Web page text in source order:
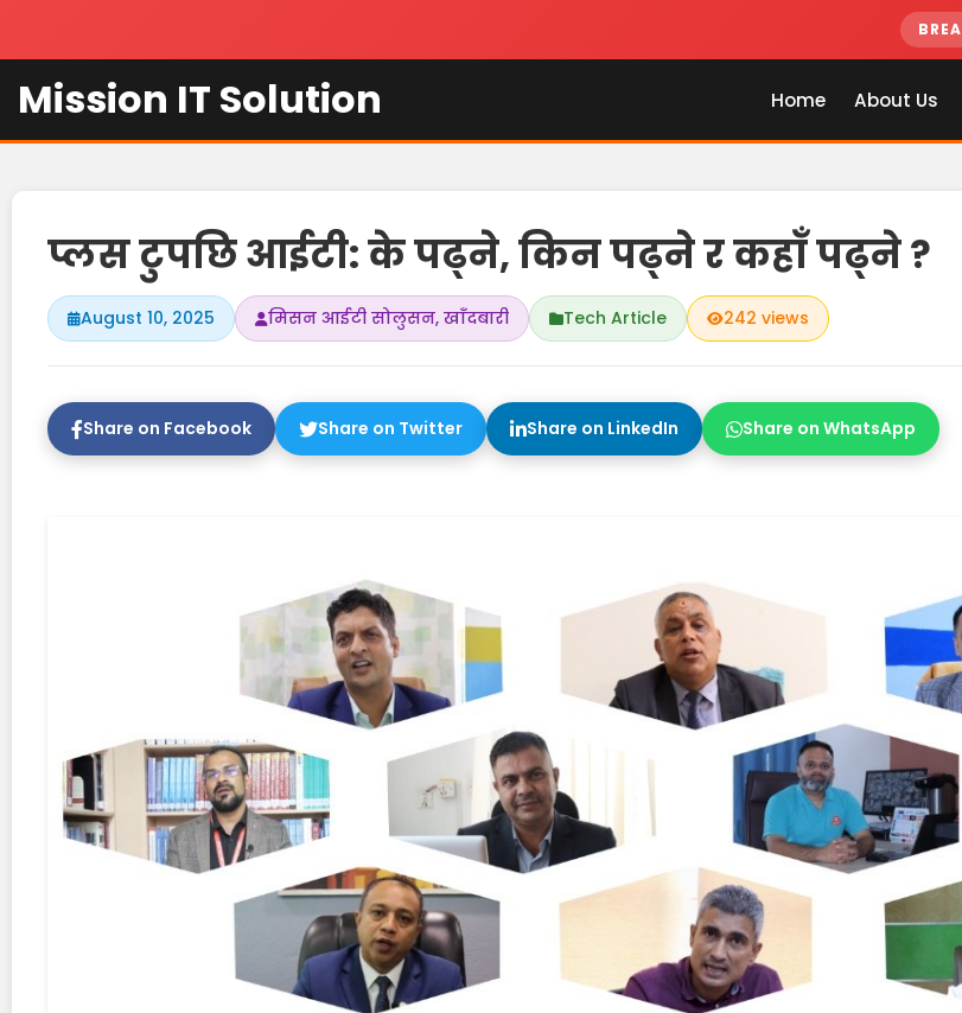
BREAKING NEWS
Mission IT Solution Home About Us
प्लस टुपछि आईटी: के पढ्ने, किन पढ्ने र कहाँ पढ्ने ?
August 10, 2025 मिसन आईटी सोलुसन, खाँदबारी Tech Article 242 views
Share on Facebook Share on Twitter Share on LinkedIn Share on WhatsApp